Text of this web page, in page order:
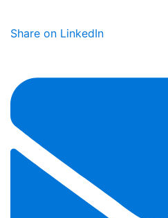
Share on LinkedIn